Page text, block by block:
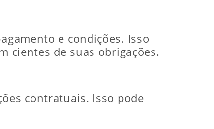
e condições. Isso
cientes de suas obrigações.
contratuais. Isso pode